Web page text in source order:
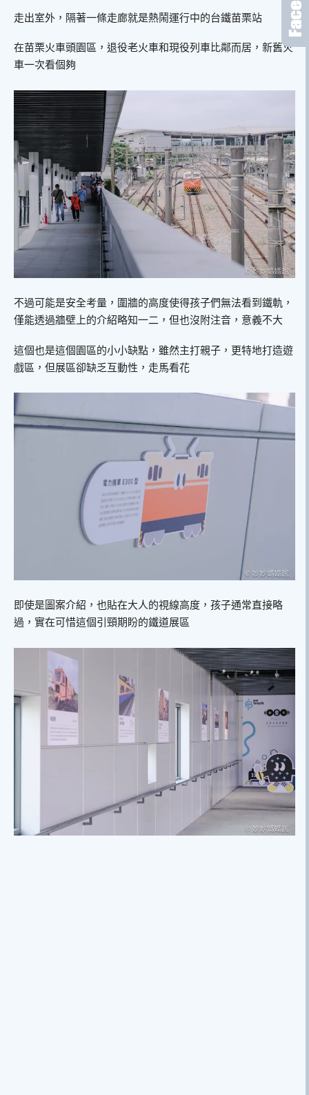
走出室外，隔著一條走廊就是熱鬧運行中的台鐵苗栗站
在苗栗火車頭園區，退役老火車和現役列車比鄰而居，新舊火
車一次看個夠
不過可能是安全考量，圍牆的高度使得孩子們無法看到鐵軌，
僅能透過牆壁上的介紹略知一二，但也沒附注音，意義不大
這個也是這個園區的小小缺點，雖然主打親子，更特地打造遊
戲區，但展區卻缺乏互動性，走馬看花
即使是圖案介紹，也貼在大人的視線高度，孩子通常直接略
過，實在可惜這個引頸期盼的鐵道展區